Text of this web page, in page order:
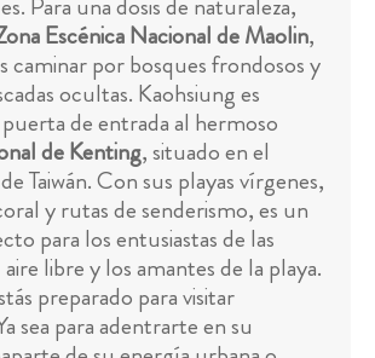
Escénica Nacional de Maolin,
caminar por bosques frondosos y
ocultas. Kaohsiung es
de entrada al hermoso
de Kenting, situado en el
Taiwán. Con sus playas vírgenes,
y rutas de senderismo, es un
para los entusiastas de las
libre y los amantes de la playa.
preparado para visitar
sea para adentrarte en su